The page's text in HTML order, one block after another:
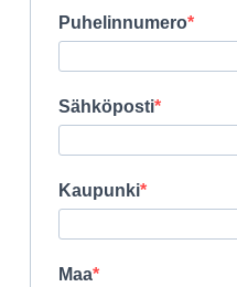
Puhelinnumero
Sähköposti
Kaupunki
Maa